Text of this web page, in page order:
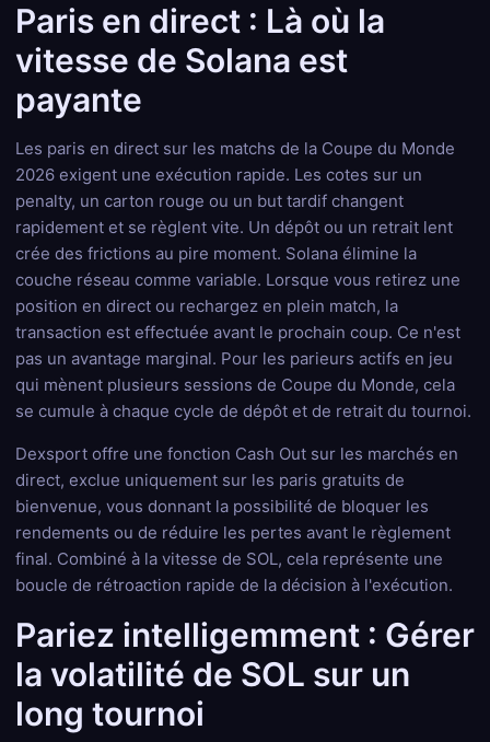
Paris en direct : Là où la
vitesse de Solana est
payante
Les paris en direct sur les matchs de la Coupe du Monde
2026 exigent une exécution rapide. Les cotes sur un
penalty, un carton rouge ou un but tardif changent
rapidement et se règlent vite. Un dépôt ou un retrait lent
crée des frictions au pire moment. Solana élimine la
couche réseau comme variable. Lorsque vous retirez une
position en direct ou rechargez en plein match, la
transaction est effectuée avant le prochain coup. Ce n'est
pas un avantage marginal. Pour les parieurs actifs en jeu
qui mènent plusieurs sessions de Coupe du Monde, cela
se cumule à chaque cycle de dépôt et de retrait du tournoi.
Dexsport offre une fonction Cash Out sur les marchés en
direct, exclue uniquement sur les paris gratuits de
bienvenue, vous donnant la possibilité de bloquer les
rendements ou de réduire les pertes avant le règlement
final. Combiné à la vitesse de SOL, cela représente une
boucle de rétroaction rapide de la décision à l'exécution.
Pariez intelligemment : Gérer
la volatilité de SOL sur un
long tournoi